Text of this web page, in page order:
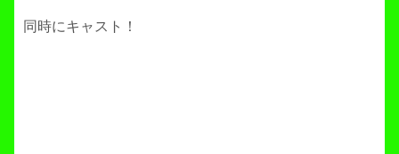
同時にキャスト！